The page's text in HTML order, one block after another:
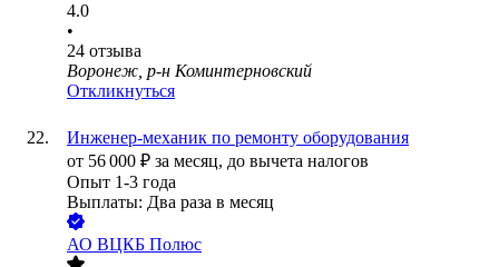
4.0
•
24 отзыва
Воронеж, р-н Коминтерновский
Откликнуться
Инженер-механик по ремонту оборудования
от 56 000 ₽ за месяц, до вычета налогов
Опыт 1-3 года
Выплаты: Два раза в месяц
АО ВЦКБ Полюс